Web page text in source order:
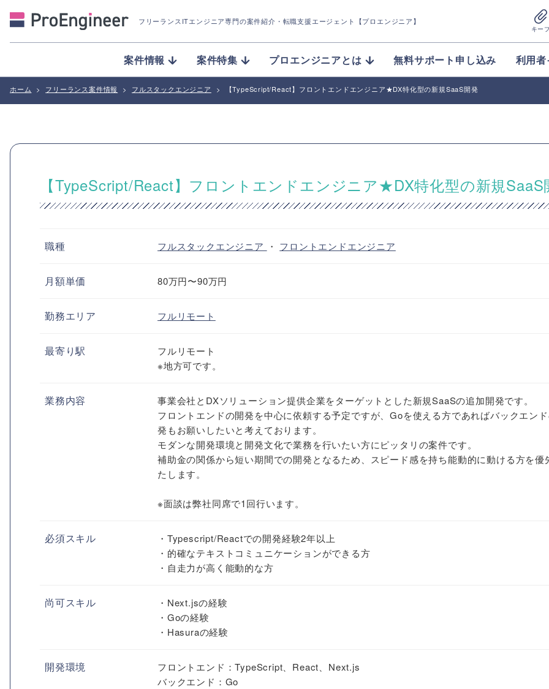
フリーランスITエンジニア専門の案件紹介 ・転職支援エージェント【プロエンジニア】
キー
案件情報 案件特集 プロエンジニアとは 無料サポート申し込み 利用
ホーム > フリーランス案件情報 > フルスタックエンジニア > 【TypeScript/React】フロントエンドエンジニア★DX特化型の新規SaaS開発
【TypeScript/React】フロントエンドエンジニア★DX特化型の新規SaaS
職種 フルスタックエンジニア ・ フロントエンドエンジニア
月額単価 80万円〜90万円
勤務エリア フルリモート
最寄り駅
フルリモート
※地方可です。
業務内容
事業会社とDXソリューション提供企業をターゲットとした新規SaaSの追加開発です。
フロントエンドの開発を中心に依頼する予定ですが、Goを使える方であればバックエン
発もお願いしたいと考えております。
モダンな開発環境と開発文化で業務を行いたい方にピッタリの案件です。
補助金の関係から短い期間での開発となるため、スピード感を持ち能動的に動ける方を優
たします。
※面談は弊社同席で1回行います。
必須スキル
・Typescript/Reactでの開発経験2年以上
・的確なテキストコミュニケーションができる方
・自走力が高く能動的な方
尚可スキル
・Next.jsの経験
・Goの経験
・Hasuraの経験
開発環境
フロントエンド：TypeScript、React、Next.js
バックエンド：Go